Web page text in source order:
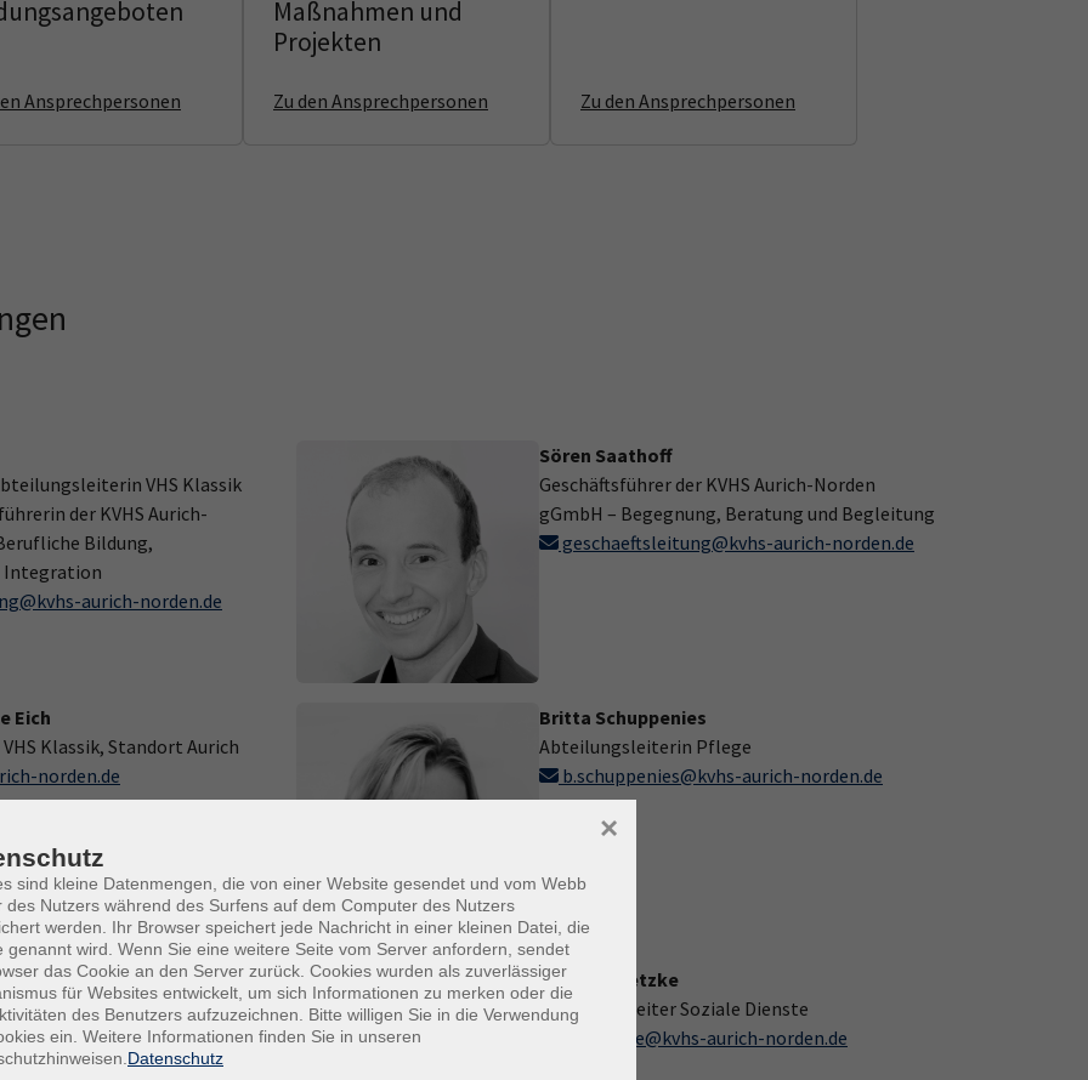
Ansprechpersonen
Maßnahmen und
Projekten
Zu den Ansprechpersonen Zu den Ansprechpersonen
VHS Klassik
der KVHS Aurich-
Bildung,
Integration
aurich-norden.de
Sören Saathoff
Geschäftsführer der KVHS Aurich-Norden
gGmbH – Begegnung, Beratung und Begleitung
geschaeftsleitung@kvhs-aurich-norden.de
Eich
Klassik, Standort Aurich
norden.de
Britta Schuppenies
Abteilungsleiterin Pflege
b.schuppenies@kvhs-aurich-norden.de
aurich-norden.de
Stefan Brietzke
Abteilungsleiter Soziale Dienste
s.brietzke@kvhs-aurich-norden.de
sind kleine Datenmengen, die von einer Website gesendet und vom Webb
des Nutzers während des Surfens auf dem Computer des Nutzers
werden. Ihr Browser speichert jede Nachricht in einer kleinen Datei, die
genannt wird. Wenn Sie eine weitere Seite vom Server anfordern, sendet
das Cookie an den Server zurück. Cookies wurden als zuverlässiger
für Websites entwickelt, um sich Informationen zu merken oder die
des Benutzers aufzuzeichnen. Bitte willigen Sie in die Verwendung
ein. Weitere Informationen finden Sie in unseren
Datenschutz
×